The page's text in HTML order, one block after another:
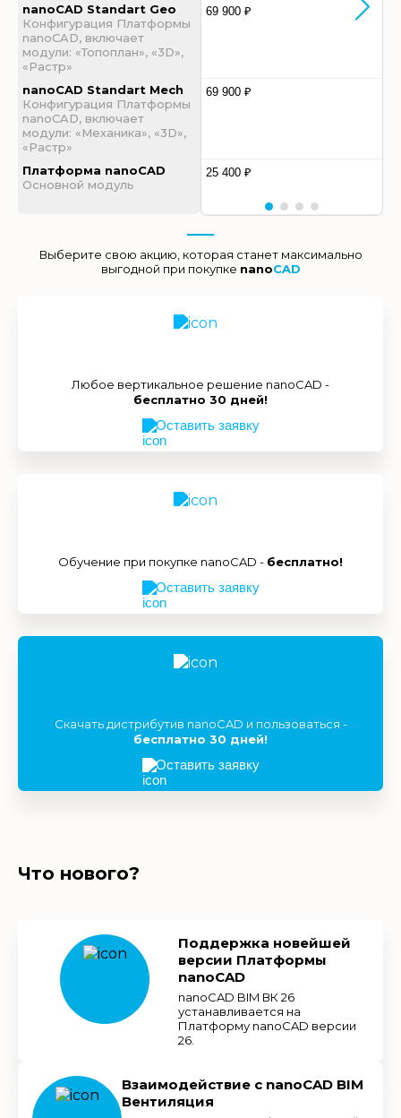
nanoCAD Standart Geo
Конфигурация Платформы
nanoCAD, включает
модули: «Топоплан», «3D»,
«Растр»
nanoCAD Standart Mech
Конфигурация Платформы
nanoCAD, включает
модули: «Механика», «3D»,
«Растр»
Платформа nanoCAD
Основной модуль
69 900 ₽
69 900 ₽
25 400 ₽
Выберите свою акцию, которая станет максимально
выгодной при покупке nanoCAD
Любое вертикальное решение nanoCAD -
бесплатно 30 дней!
Оставить заявку
Обучение при покупке nanoCAD - бесплатно!
Оставить заявку
Скачать дистрибутив nanoCAD и пользоваться -
бесплатно 30 дней!
Оставить заявку
Что нового?
Поддержка новейшей
версии Платформы
nanoCAD
nanoCAD BIM ВК 26
устанавливается на
Платформу nanoCAD версии
26.
Взаимодействие с nanoCAD BIM
Вентиляция